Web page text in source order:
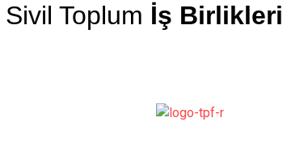
Sivil Toplum İş Birlikleri